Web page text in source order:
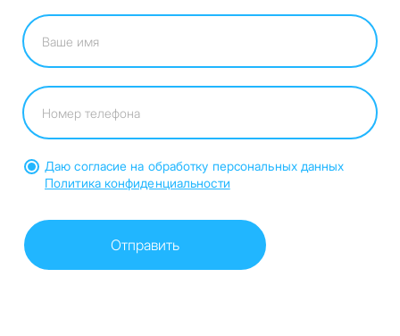
Даю согласие на обработку персональных данных
Политика конфиденциальности